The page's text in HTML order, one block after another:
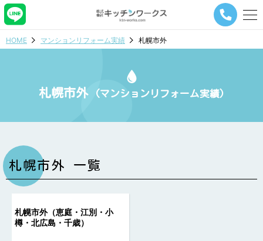
メ
ー
ン
HOME マンションリフォーム実績 札幌市外
札幌市外 (マンションリフォーム実績)
札幌市外 一覧
札幌市外（恵庭・江別・小
樽・北広島・千歳）